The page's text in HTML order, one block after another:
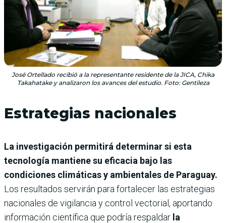
José Ortellado recibió a la representante residente de la JICA, Chika
Takahatake y analizaron los avances del estudio. Foto: Gentileza
Estrategias nacionales
La investigación permitirá determinar si esta
tecnología mantiene su eficacia bajo las
condiciones climáticas y ambientales de Paraguay.
Los resultados servirán para fortalecer las estrategias
nacionales de vigilancia y control vectorial, aportando
información científica que podría respaldar la